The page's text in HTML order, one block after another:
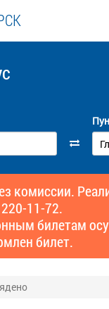
комиссии.
11-72.
билетам
билет.